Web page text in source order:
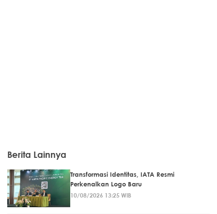
Berita Lainnya
Transformasi Identitas, IATA Resmi
Perkenalkan Logo Baru
10/08/2026 13:25 WIB